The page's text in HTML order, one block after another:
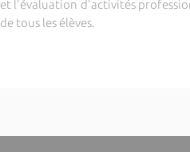
et l'évaluation d'activités
de tous les élèves.